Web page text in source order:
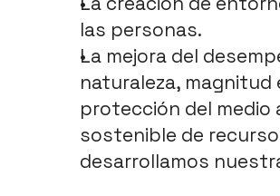
las personas.
La mejora del
naturaleza,
protección del medio
sostenible de
desarrollamos